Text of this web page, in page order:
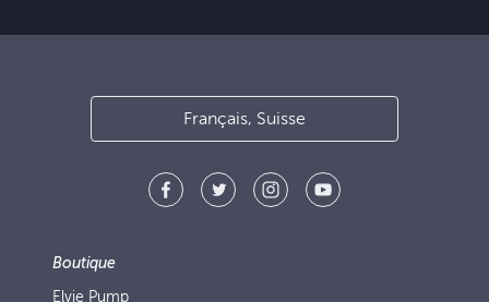
Français, Suisse
Boutique
Elvie Pump